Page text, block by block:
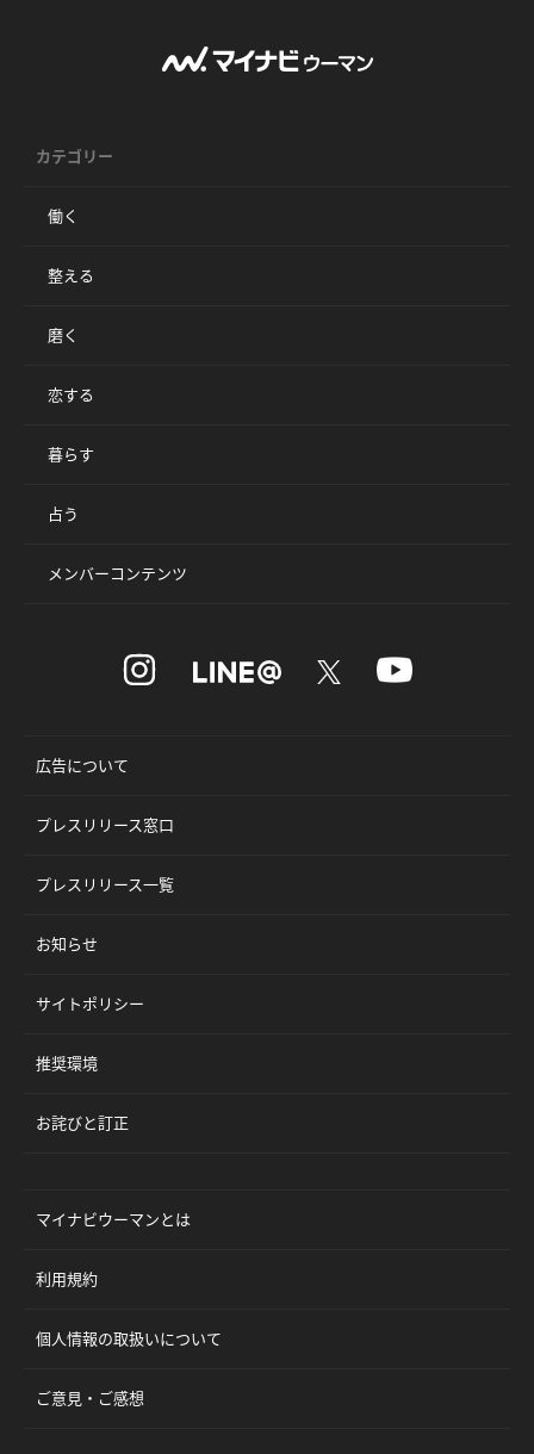
カテゴリー
働く
整える
磨く
恋する
暮らす
占う
メンバーコンテンツ
広告について
プレスリリース窓口
プレスリリース一覧
お知らせ
サイトポリシー
推奨環境
お詫びと訂正
マイナビウーマンとは
利用規約
個人情報の取扱いについて
ご意見・ご感想